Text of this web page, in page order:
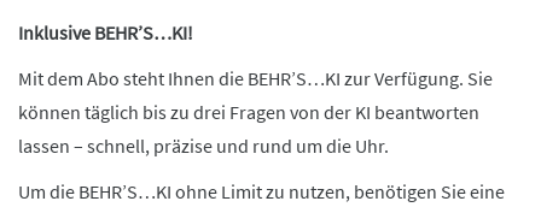
Inklusive BEHR’S…KI!
Mit dem Abo steht Ihnen die BEHR’S…KI zur Verfügung. Sie
können täglich bis zu drei Fragen von der KI beantworten
lassen – schnell, präzise und rund um die Uhr.
Um die BEHR’S…KI ohne Limit zu nutzen, benötigen Sie eine